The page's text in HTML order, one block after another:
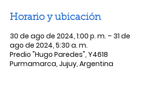
Horario y ubicación
30 de ago de 2024, 1:00 p. m. – 31 de
ago de 2024, 5:30 a. m.
Predio "Hugo Paredes", Y4618
Purmamarca, Jujuy, Argentina